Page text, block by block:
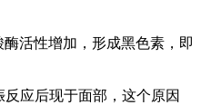
活性增加，形成黑色素，即
应后现于面部，这个原因